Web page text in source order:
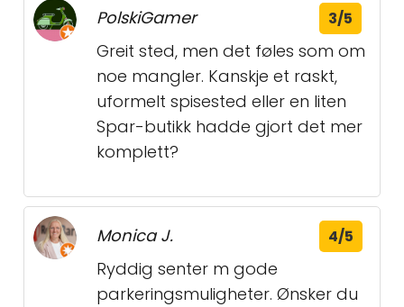
PolskiGamer 3/5
Greit sted, men det føles som om
noe mangler. Kanskje et raskt,
uformelt spisested eller en liten
Spar-butikk hadde gjort det mer
komplett?
Monica J. 4/5
Ryddig senter m gode
parkeringsmuligheter. Ønsker du